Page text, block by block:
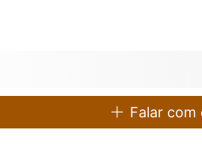
Falar com